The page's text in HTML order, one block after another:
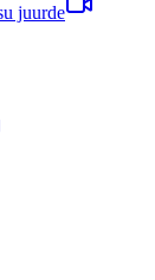
juurde